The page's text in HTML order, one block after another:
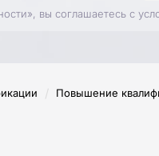
вы соглашаетесь с
/ Повышение